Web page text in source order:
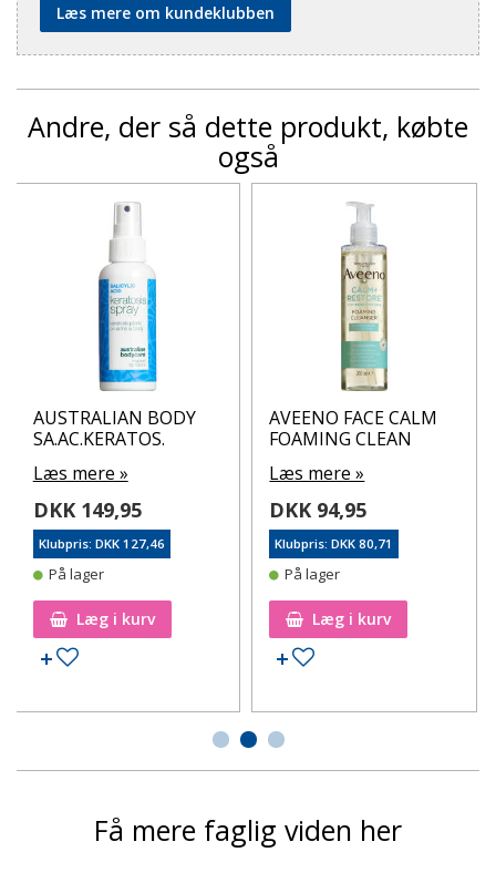
Læs mere om kundeklubben
Andre, der så dette produkt, købte
også
AUSTRALIAN BODY
SA.AC.KERATOS.
Læs mere »
DKK 149,95
Klubpris: DKK 127,46
På lager
Læg i kurv
Tilføj til ønskeseddel
AVEENO FACE CALM
FOAMING CLEAN
Læs mere »
DKK 94,95
Klubpris: DKK 80,71
På lager
Læg i kurv
Tilføj til ønskeseddel
Få mere faglig viden her